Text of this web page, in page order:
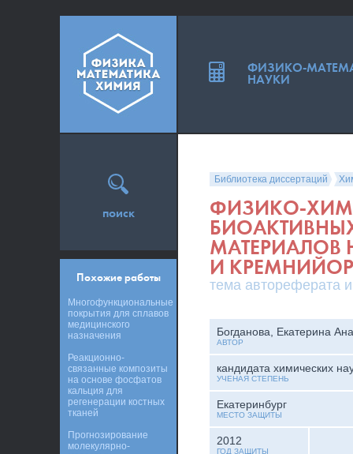
Библиотека диссертаций
ФИЗИКО-
МАТЕРИАЛОВ
И
тема автореферата
Богданова, Екатерина
АВТОР
кандидата химических
УЧЕНАЯ СТЕПЕНЬ
Екатеринбург
МЕСТО ЗАЩИТЫ
2012
ГОД ЗАЩИТЫ
поиск
Похожие работы
Многофункциональные
покрытия для сплавов
медицинского
назначения
Реакционно-
связанные композиты
на основе фосфатов
кальция для
регенерации костных
тканей
Прогнозирование
молекулярно-
ФИЗИКО-
НАУКИ